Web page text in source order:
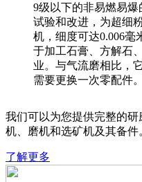
9级以下的非易燃易
试验和改进，为超细
机，细度可达0.006毫
于加工石膏、方解石
业。与气流磨相比，
需要更换一次零配件
我们可以为您提供完整的
机、磨机和选矿机及其备件
了解更多